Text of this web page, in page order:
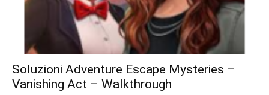
Soluzioni Adventure Escape Mysteries –
Vanishing Act – Walkthrough